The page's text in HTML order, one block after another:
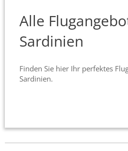
Alle
Sardinien
Finden Sie hier Ihr perfektes
Sardinien.